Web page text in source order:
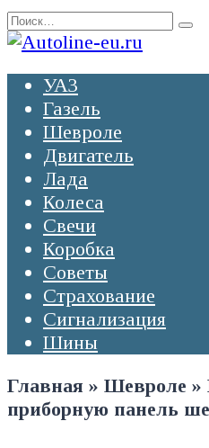
Перейти
к
Search
for:
УАЗ
Газель
Шевроле
Двигатель
Лада
Колеса
Свечи
Коробка
Советы
Страхование
Сигнализация
Шины
Главная » Шевроле »
приборную панель